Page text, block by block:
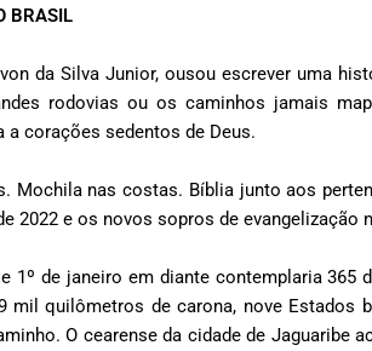
BRASIL
da Silva Junior, ousou escrever uma
rodovias ou os caminhos jamais
a corações sedentos de Deus.
Mochila nas costas. Bíblia junto aos
2022 e os novos sopros de evangelização
1 º de janeiro em diante contemplaria 365
mil quilômetros de carona, nove Estados
O cearense da cidade de Jaguaribe